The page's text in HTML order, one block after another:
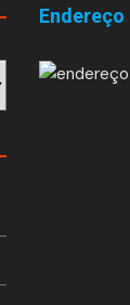
Endereço